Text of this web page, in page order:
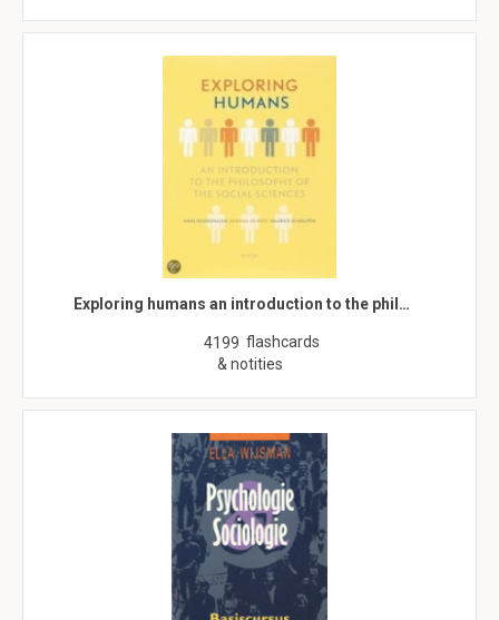
Exploring humans an introduction to the phil…
4199 flashcards
& notities